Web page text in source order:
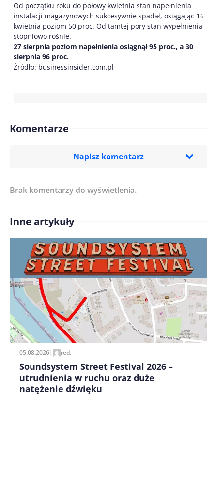
Od początku roku do połowy kwietnia stan napełnienia
instalacji magazynowych sukcesywnie spadał, osiągając 16
kwietnia poziom 50 proc. Od tamtej pory stan wypełnienia
stopniowo rośnie.
27 sierpnia poziom napełnienia osiągnął 95 proc., a 30
sierpnia 96 proc.
Źródło: businessinsider.com.pl
Komentarze
Napisz komentarz
Treść komentarza*
Imię/ Nick*
Zapamiętaj moje dane w tej przeglądarce podczas
pisania kolejnych komentarzy.
Brak komentarzy do wyświetlenia.
Inne artykuły
05.08.2026| red.
Soundsystem Street Festival 2026 –
utrudnienia w ruchu oraz duże
natężenie dźwięku